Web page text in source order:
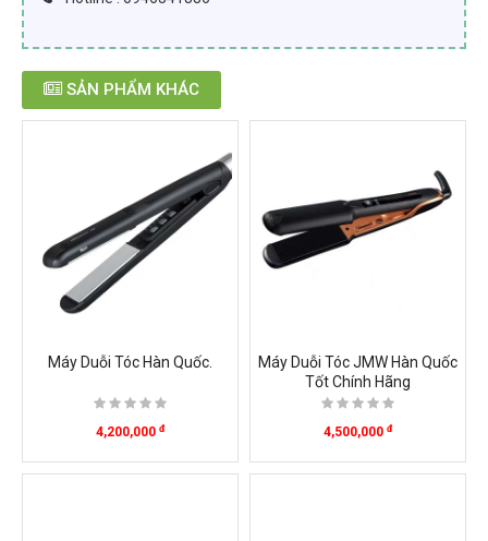
SẢN PHẨM KHÁC
Máy Duỗi Tóc Hàn Quốc.
4,200,000 đ
Máy Duỗi Tóc JMW Hàn Quốc
Tốt Chính Hãng
4,500,000 đ